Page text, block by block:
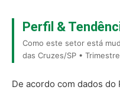
Perfil &
Como este setor está
das Cruzes/SP •
De acordo com dados do